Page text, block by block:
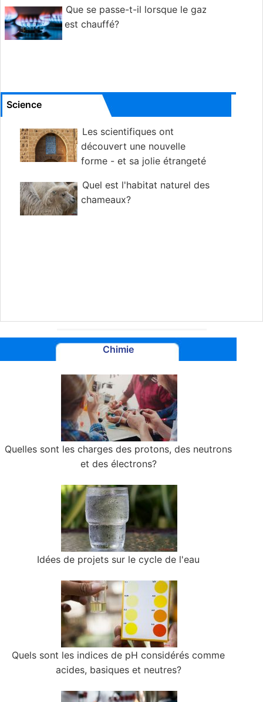
Que se passe-t-il lorsque le gaz
est chauffé?
Science
Les scientifiques ont
découvert une nouvelle
forme - et sa jolie étrangeté
Quel est l'habitat naturel des
chameaux?
Chimie
Quelles sont les charges des protons, des neutrons
et des électrons?
Idées de projets sur le cycle de l'eau
Quels sont les indices de pH considérés comme
acides, basiques et neutres?